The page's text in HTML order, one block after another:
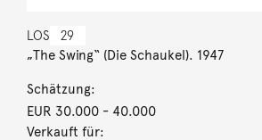
LOS 29
„The Swing“ (Die Schaukel). 1947
Schätzung:
EUR 30.000- 40.000
Verkauft für: